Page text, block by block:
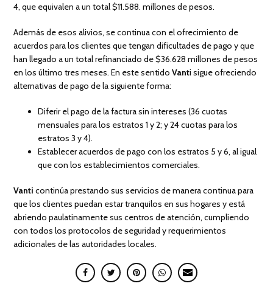
4, que equivalen a un total $11.588. millones de pesos.
Además de esos alivios, se continua con el ofrecimiento de
acuerdos para los clientes que tengan dificultades de pago y que
han llegado a un total refinanciado de $36.628 millones de pesos
en los último tres meses. En este sentidoVanti sigue ofreciendo
alternativas de pago de la siguiente forma:
Diferir el pago de la factura sin intereses (36 cuotas
mensuales para los estratos 1 y 2; y 24 cuotas para los
estratos 3 y 4).
Establecer acuerdos de pago con los estratos 5 y 6, al igual
que con los establecimientos comerciales.
Vanticontinúa prestando sus servicios de manera continua para
que los clientes puedan estar tranquilos en sus hogares y está
abriendo paulatinamente sus centros de atención, cumpliendo
con todos los protocolos de seguridad y requerimientos
adicionales de las autoridades locales.